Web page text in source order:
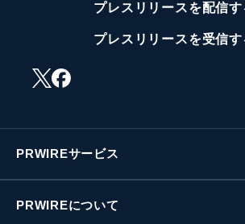
プレスリリースを配信す
プレスリリースを受信す
PRWIREサービス
PRWIREについて